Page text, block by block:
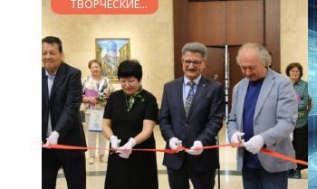
ТВОРЧЕСКИЕ
ГОРИЗОНТЫ